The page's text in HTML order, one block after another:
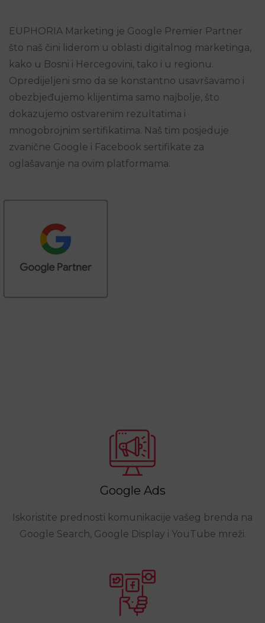
EUPHORIA Marketing je Google Premier Partner
što naš čini liderom u oblasti digitalnog marketinga,
kako u Bosni i Hercegovini, tako i u regionu.
Opredijeljeni smo da se konstantno usavršavamo i
obezbjeđujemo klijentima samo najbolje, što
dokazujemo ostvarenim rezultatima i
mnogobrojnim sertifikatima. Naš tim posjeduje
zvanične Google i Facebook sertifikate za
oglašavanje na ovim platformama.
Google Ads
Iskoristite prednosti komunikacije vašeg brenda na
Google Search, Google Display i YouTube mreži.